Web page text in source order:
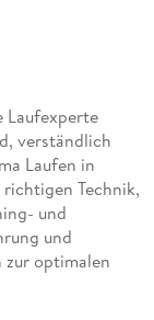
Laufexperte
verständlich
Laufen in
richtigen Technik,
und
und
zur optimalen